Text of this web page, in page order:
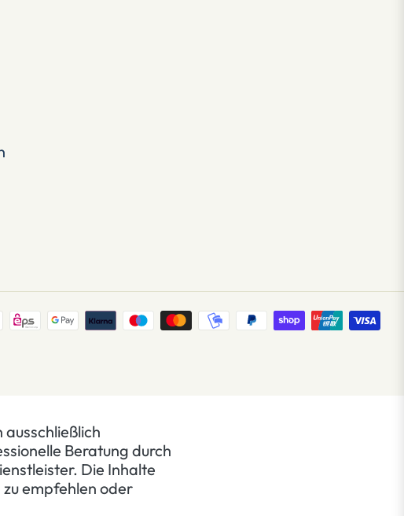
Beratung durch
Die Inhalte
empfehlen oder